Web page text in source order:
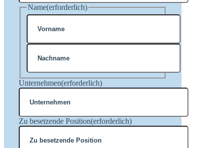
Name(erforderlich)
Vorname
Nachname
Unternehmen(erforderlich)
Zu besetzende Position(erforderlich)